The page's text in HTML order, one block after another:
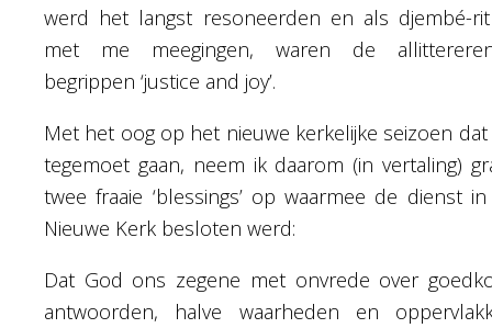
werd het langst resoneerden en als djembé-
met me meegingen, waren de
begrippen ‘justice and joy’.
Met het oog op het nieuwe kerkelijke seizoen dat
tegemoet gaan, neem ik daarom (in vertaling)
twee fraaie ‘blessings’ op waarmee de dienst
Nieuwe Kerk besloten werd:
Dat God ons zegene met onvrede over
antwoorden, halve waarheden en